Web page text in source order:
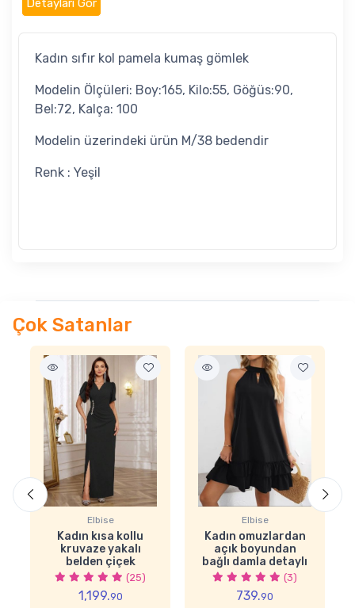
Detayları Gör
Kadın sıfır kol pamela kumaş gömlek
Modelin Ölçüleri: Boy:165, Kilo:55, Göğüs:90,
Bel:72, Kalça: 100
Modelin üzerindeki ürün M/38 bedendir
Renk : Yeşil
Çok Satanlar
Elbise
Kadın kısa kollu
kruvaze yakalı
belden çiçek
aksesuarlı
yırtmaçlı ithal krep
elbise
(25)
1,199.90
Elbise
Kadın omuzlardan
açık boyundan
bağlı damla detaylı
fırfırlı kısa sandy
(3)
739.90